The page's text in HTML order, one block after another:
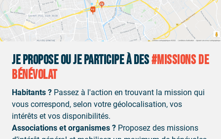
JE PROPOSE OU JE PARTICIPE À DES#MISSIONS DE
BÉNÉVOLAT
Habitants ? Passez à l'action en trouvant la mission qui
vous correspond, selon votre géolocalisation, vos
intérêts et vos disponibilités.
Associations et organismes ? Proposez des missions